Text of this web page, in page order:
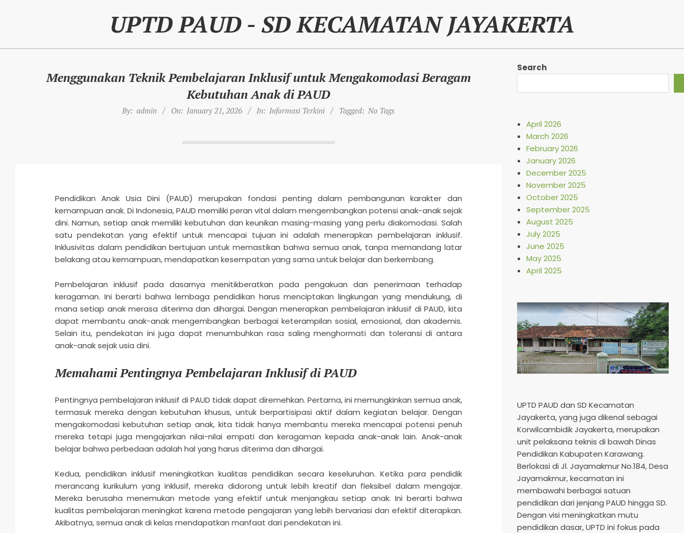
UPTD PAUD - SD KECAMATAN JAYAKERTA
Menggunakan Teknik Pembelajaran Inklusif untuk Mengakomodasi Beragam
Kebutuhan Anak di PAUD
By: admin On: January 21, 2026 In: Informasi Terkini Tagged: No Tags
Pendidikan Anak Usia Dini (PAUD) merupakan fondasi penting dalam pembangunan karakter dan
kemampuan anak. Di Indonesia, PAUD memiliki peran vital dalam mengembangkan potensi anak-anak sejak
dini. Namun, setiap anak memiliki kebutuhan dan keunikan masing-masing yang perlu diakomodasi. Salah
satu pendekatan yang efektif untuk mencapai tujuan ini adalah menerapkan pembelajaran inklusif.
Inklusivitas dalam pendidikan bertujuan untuk memastikan bahwa semua anak, tanpa memandang latar
belakang atau kemampuan, mendapatkan kesempatan yang sama untuk belajar dan berkembang.
Pembelajaran inklusif pada dasarnya menitikberatkan pada pengakuan dan penerimaan terhadap
keragaman. Ini berarti bahwa lembaga pendidikan harus menciptakan lingkungan yang mendukung, di
mana setiap anak merasa diterima dan dihargai. Dengan menerapkan pembelajaran inklusif di PAUD, kita
dapat membantu anak-anak mengembangkan berbagai keterampilan sosial, emosional, dan akademis.
Selain itu, pendekatan ini juga dapat menumbuhkan rasa saling menghormati dan toleransi di antara
anak-anak sejak usia dini.
Memahami Pentingnya Pembelajaran Inklusif di PAUD
Pentingnya pembelajaran inklusif di PAUD tidak dapat diremehkan. Pertama, ini memungkinkan semua anak,
termasuk mereka dengan kebutuhan khusus, untuk berpartisipasi aktif dalam kegiatan belajar. Dengan
mengakomodasi kebutuhan setiap anak, kita tidak hanya membantu mereka mencapai potensi penuh
mereka tetapi juga mengajarkan nilai-nilai empati dan keragaman kepada anak-anak lain. Anak-anak
belajar bahwa perbedaan adalah hal yang harus diterima dan dihargai.
Kedua, pendidikan inklusif meningkatkan kualitas pendidikan secara keseluruhan. Ketika para pendidik
merancang kurikulum yang inklusif, mereka didorong untuk lebih kreatif dan fleksibel dalam mengajar.
Mereka berusaha menemukan metode yang efektif untuk menjangkau setiap anak. Ini berarti bahwa
kualitas pembelajaran meningkat karena metode pengajaran yang lebih bervariasi dan efektif diterapkan.
Akibatnya, semua anak di kelas mendapatkan manfaat dari pendekatan ini.
Search
April 2026
March 2026
February 2026
January 2026
December 2025
November 2025
October 2025
September 2025
August 2025
July 2025
June 2025
May 2025
April 2025
UPTD PAUD dan SD Kecamatan
Jayakerta, yang juga dikenal sebagai
Korwilcambidik Jayakerta, merupakan
unit pelaksana teknis di bawah Dinas
Pendidikan Kabupaten Karawang.
Berlokasi di Jl. Jayamakmur No.184, Desa
Jayamakmur, kecamatan ini
membawahi berbagai satuan
pendidikan dari jenjang PAUD hingga SD.
Dengan visi meningkatkan mutu
pendidikan dasar, UPTD ini fokus pada